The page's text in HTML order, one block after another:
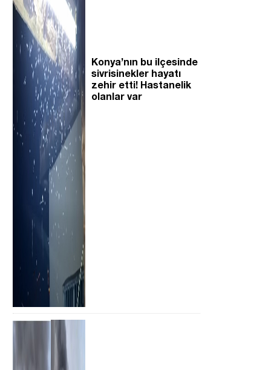
Konya’nın bu ilçesinde
sivrisinekler hayatı
zehir etti! Hastanelik
olanlar var